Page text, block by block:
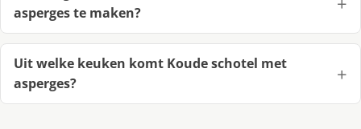
asperges te maken?
Uit welke keuken komt Koude schotel met
asperges?